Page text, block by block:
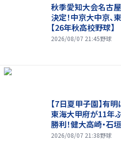
秋季愛知大会名古
決定！中京大中京、
【26年秋高校野球】
2026/08/07 21:45野球
【7日夏甲子園】有
東海大甲府が11年
勝利！健大高崎・石
2026/08/07 21:38野球